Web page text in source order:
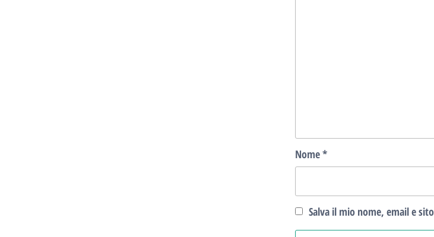
Nome*
Salva il mio nome, email e